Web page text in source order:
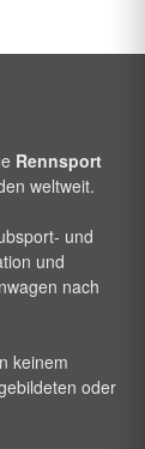
Rennsport
weltweit.
und
und
nach
keinem
oder